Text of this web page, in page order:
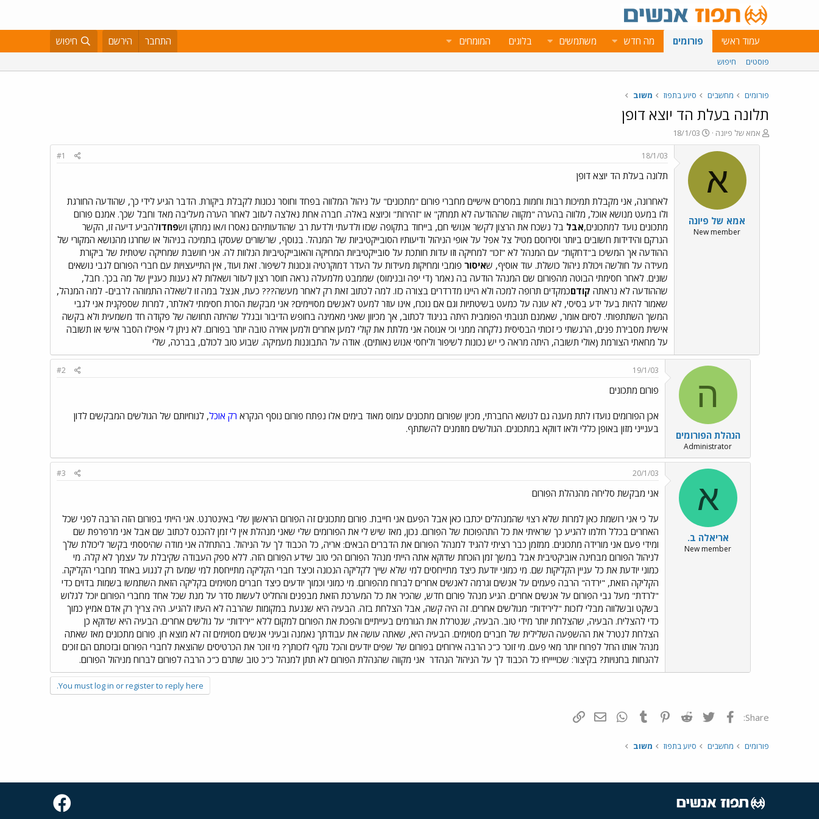
עמוד ראשי פורומים מה חדש משתמשים בלוגים המומחים התחבר הירשם חיפוש
פוסטים חיפוש
פורומים מחשבים סיוע בתפוז משוב
תלונה בעלת הד יוצא דופן
פ
ו
אמא של פיונה
פ
ו
ר
ת
ר
י
18/1/03
א
אמא של פיונה
New member
18/1/03
#1
תלונה בעלת הד יוצא דופן
לאחרונה, אני מקבלת תמיכות רבות וחמות במסרים אישיים מחברי פורום "מתכונים" על ניהול המלווה בפחד וחוסר נכונות לקבלת ביקורת. הדבר הגיע לידי כך, שהודעה החורגת
ולו במעט מנושא אוכל, מלווה בהערה "מקווה שההודעה לא תמחק" או "זהירות" וכיוצא באלה. חברה אחת נאלצה לעזוב לאחר הערה מעליבה מאד וחבל שכך. אמנם פורום
מתכונים נועד למתכונים,אבל בל נשכח את הרצון לקשר אנושי חם, בייחוד בתקופה שכזו ולדעתי ולדעת רב שהודעותיהם נאסרו ו/או נמחקו ושפחדולהביע דיעה זו, הקשר
הנרקם והידידות חשובים ביותר וסירוסם מטיל צל אפל על אופי הניהול ודיעותיו הסובייקטיביות של המנהל. בנוסף, שרשורים שעסקו בתמיכה בניהול או שחרגו מהנושא המקורי של
ההודעה אך המשיכו ב"דחקות" עם המנהל לא "זכו" למחיקה וזו עדות חותכת על סובייקטיביות המחיקה והאובייקטיביות הנלוות לה. אני חושבת שמחיקה שיטתית של ביקורת
מעידה על חולשה ויכולת ניהול כושלת. עוד אוסיף, שאיסור פומבי ומחיקות מעידות על העדר דמוקרטיה ונכונות לשיפור. זאת ועוד, אין התייעצויות עם חברי הפורום לגבי נושאים
שונים. לאחר חסימתי הבוטה מהפורום שם המנהל הודעה בה נאמר (די יפה ובנימוס) שממבט מלמעלה נראה חוסר רצון לעזור ושאלות לא נענות כעניין של מה בכך. חבל,
שההודעה לא נראתה קודםכמקדים תרופה למכה ולא היינו מדרדרים בצורה כזו. למה לכתוב זאת רק לאחר מעשה??? כעת, אנצל במה זו לשאלה התמוהה לרבים- למה המנהל,
שאמור להיות בעל ידע בסיסי, לא עונה על כמעט בשיטתיות וגם אם נוכח, אינו עוזר למעט לאנשים מסויימים? אני מבקשת הסרת חסימתי לאלתר, למרות שספקנית אני לגבי
המשך השתתפותי. לסיום אומר, שאמנם תגובתי הפומבית היתה בניגוד לכתוב, אך מכיוון שאני מאמינה בחופש הדיבור ובגלל שהיתה תחושה של פקודה חד משמעית ולא בקשה
אישית מסבירת פנים, הרגשתי כי זכותי הבסיסית נלקחה ממני וכי אנוסה אני מלתת את קולי למען אחרים ולמען אוירה טובה יותר בפורום. לא ניתן לי אפילו הסבר אישי או תשובה
על מחאתי הצורמת (אולי תשובה, היתה מראה כי יש נכונות לשיפור וליחסי אנוש נאותים). אודה על התבוננות מעמיקה. שבוע טוב לכולם, בברכה, שלי
ה
הנהלת הפורומים
Administrator
19/1/03
#2
פורום מתכונים
אכן הפורומים נועדו לתת מענה גם לנושא החברתי, מכיון שפורום מתכונים עמוס מאוד בימים אלו נפתח פורום נוסף הנקרא רק אוכל, לנוחיותם של הגולשים המבקשים לדון
בענייני מזון באופן כללי ולאו דווקא במתכונים. הגולשים מוזמנים להשתתף.
א
אריאלה ב.
New member
20/1/03
#3
אני מבקשת סליחה מהנהלת הפורום
על כי אני רושמת כאן למרות שלא רצוי שהמנהלים יכתבו כאן אבל הפעם אני חייבת. פורום מתכונים זה הפורום הראשון שלי באינטרנט. אני הייתי בפורום הזה הרבה לפני שכל
האחרים בכלל חלמו להגיע כך שראיתי את כל התהפוכות של הפורום. נכון, מאז שיש לי את הפורומים שלי שאני מנהלת אין לי זמן להכנס לכתוב שם אבל אני מרפרפת שם
ומידי פעם אני מורידה מתכונים. ממזמן כבר רציתי להגיד למנהל הפורום את הדברים הבאים: אריה, כל הכבוד לך על הניהול. בהתחלה אני מודה שהיססתי בקשר ליכולת שלך
לניהול הפורום מבחינה אוביקטיבית אבל במשך זמן הוכחת שדוקא אתה הייתי מנהל הפורום הכי טוב שידע הפורום הזה. ללא ספק העבודה שקיבלת על עצמך לא קלה. מי
כמוני יודעת את כל עניין הקליקות שם. מי כמוני יודעת כיצד מתייחסים למי שלא שייך לקליקה הנכונה וכיצד חברי הקליקה מתייחסת למי שמעז רק לנגוע באחד מחברי הקליקה.
הקליקה הזאת, "ירדה" הרבה פעמים על אנשים וגרמה לאנשים אחרים לברוח מהפורום. מי כמוני וכמוך יודעים כיצד חברים מסוימים בקליקה הזאת השתמשו בשמות בדוים כדי
"לרדת" מעל גבי הפורום על אנשים אחרים. הגיע מנהל פורום חדש, שהכיר את כל המערכת הזאת מבפנים והחליט לעשות סדר על מנת שכל אחד מחברי הפורום יוכל לגלוש
בשקט ובשלווה מבלי לזכות "לירידות" מגולשים אחרים. זה היה קשה, אבל הצלחת בזה. הבעיה היא שנגעת במקומות שהרבה לא העיזו להגיע. היה צריך רק אדם אמיץ כמוך
כדי להצליח. הבעיה, שהצלחת יותר מידי טוב. הבעיה, שנטרלת את הגורמים בעייתיים והפכת את הפורום למקום ללא "ירידות" על גולשים אחרים. הבעיה היא שדוקא כן
הצלחת לנטרל את ההשפעה השלילית של חברים מסוימים. הבעיה היא, שאתה עושה את עבודתך נאמנה ובעיני אנשים מסוימים זה לא מוצא חן. פורום מתכונים מאז שאתה
מנהל אותו החל לפרוח יותר מאי פעם. מי זוכר כ"כ הרבה אירוחים בפורום של שפים יודעים והכל נזקף לזכותך? מי זוכר את הכרטיסים שהוצאת לחברי הפורום ובזכותם הם זוכים
להנחות בחנויות? בקיצור: שכוייייח! כל הכבוד לך על הניהול הנהדר אני מקווה שהנהלת הפורום לא תתן למנהל כ"כ טוב שתרם כ"כ הרבה לפורום לברוח מניהול הפורום.
You must log in or register to reply here.
Share: פייסבוק Twitter
Reddit
Pinterest
Tumblr
WhatsAppדואר אלקטרוני
פורומים מחשבים סיוע בתפוז משוב